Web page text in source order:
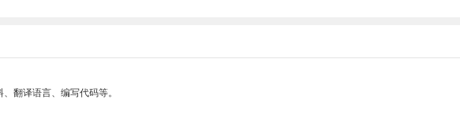
翻译语言、编写代码等。